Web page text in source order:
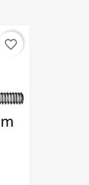
favorite_border